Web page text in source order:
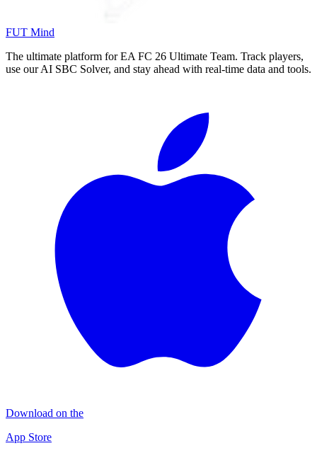
FUT Mind
The ultimate platform for EA FC 26 Ultimate Team. Track players,
use our AI SBC Solver, and stay ahead with real-time data and tools.
Download on the
App Store